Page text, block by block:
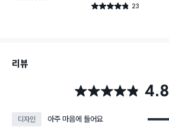
별점 4.8점 23
건 작성
리뷰
별점 4.8점 4.8
디자인 아주 마음에 들어요